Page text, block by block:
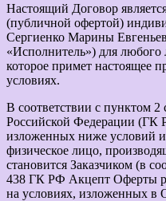
Настоящий Договор
(публичной офертой)
Сергиенко Марины
«Исполнитель») для любого
которое примет настоящее
условиях.
В соответствии с пунктом 2
Российской Федерации (ГК
изложенных ниже условий
физическое лицо,
становится Заказчиком (в
438 ГК РФ Акцепт Оферты
на условиях, изложенных в